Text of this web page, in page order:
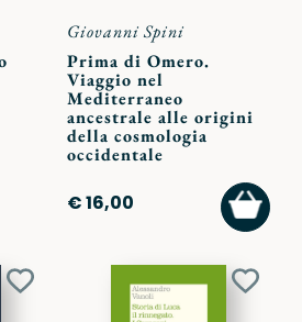
Giovanni Spini
Prima di Omero.
Viaggio nel
Mediterraneo
ancestrale alle origini
della cosmologia
occidentale
€ 16,00
AL
Aggiungi